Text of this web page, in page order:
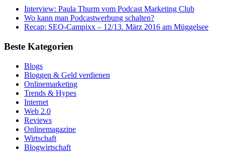
Interview: Paula Thurm vom Podcast Marketing Club
Wo kann man Podcastwerbung schalten?
Recap: SEO-Campixx – 12/13. März 2016 am Müggelsee
Beste Kategorien
Blogs
Bloggen & Geld verdienen
Onlinemarketing
Trends & Hypes
Internet
Web 2.0
Reviews
Onlinemagazine
Wirtschaft
Blogwirtschaft